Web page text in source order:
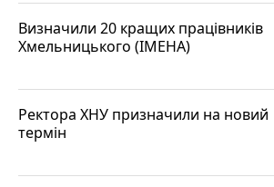
Визначили 20 кращих працівників
Хмельницького (ІМЕНА)
Ректора ХНУ призначили на новий
термін